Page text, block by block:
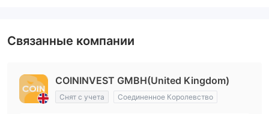
Связанные компании
COININVEST GMBH(United Kingdom)
Снят с учета Соединенное Королевство